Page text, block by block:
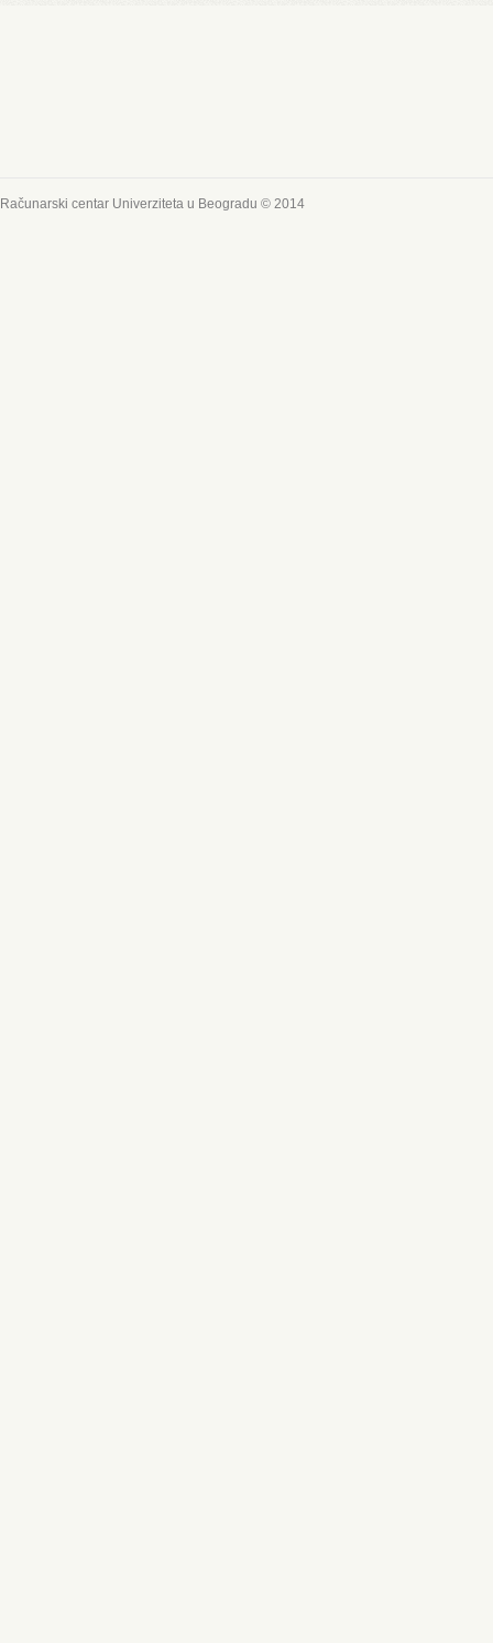
Računarski centar Univerziteta u Beogradu © 2014